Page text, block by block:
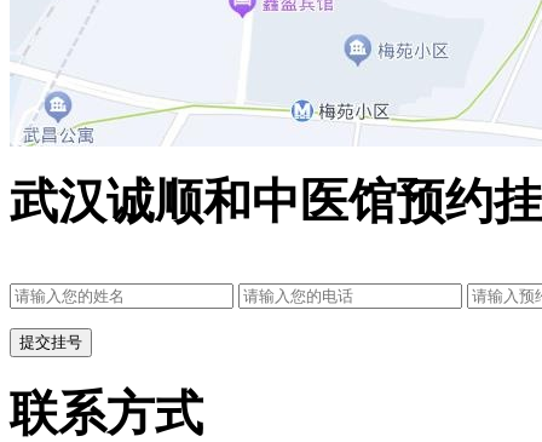
武汉诚顺和中医馆预约
联系方式